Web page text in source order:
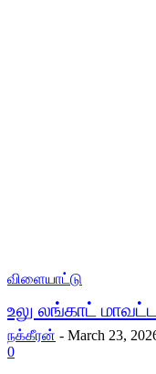
விளையாட்டு
உலு லங்காட்
நக்கீரன் - March 23,
0